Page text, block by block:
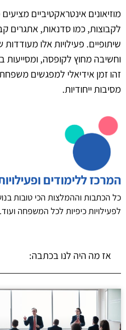
מוזיאונים אינטראקטיביים מציעים
לקבוצות, כמו סדנאות, אתגרים
שיתופיים. פעילויות אלו
וחשיבה מחוץ לקופסה, ומסייעות
זהו זמן אידיאלי למפגשים
מסיבות ייחודיות.
המרכז ללימודים
כל הכתבות וההמלצות הכי טובות
לפעילויות כיפיות לכל המשפחה ועוד.
אז מה היה לנו בכתבה: